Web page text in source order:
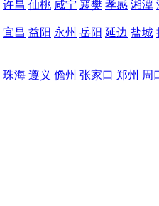
许昌 仙桃 咸宁 襄樊 孝感 湘潭
宜昌 益阳 永州 岳阳 延边 盐城
珠海 遵义 儋州 张家口 郑州 周